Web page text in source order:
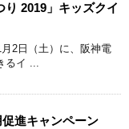
り 2019」キッズクイ
2日（土）に、阪神電
るイ ...
促進キャンペーン